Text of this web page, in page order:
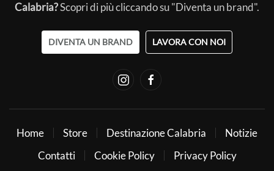
Calabria?Scopri di più cliccando su "Diventa un brand".
DIVENTA UN BRAND LAVORA CON NOI
Home Store Destinazione Calabria
Notizie
Contatti
Cookie Policy
Privacy Policy